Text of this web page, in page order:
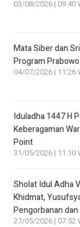
03/08/2026 | 09:40
Mata Siber dan
Program Prabowo
04/07/2026 | 11:26
Iduladha 1447 H
Keberagaman
Point
31/05/2026 | 11:10
Sholat Idul Adha
Khidmat,
Pengorbanan
27/05/2026 | 07:52